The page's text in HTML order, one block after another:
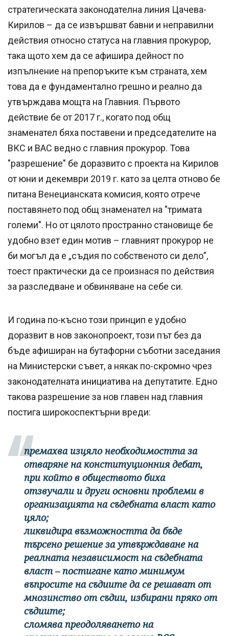
стратегическата законодателна линия Цачева-
Кирилов – да се извършват бавни и неправилни
действия относно статуса на главния прокурор,
така щото хем да се афишира дейност по
изпълнение на препоръките към страната, хем
това да е фундаментално грешно и реално да
утвърждава мощта на Главния. Първото
действие бе от 2017 г., когато под общ
знаменател бяха поставени и председателите на
ВКС и ВАС ведно с главния прокурор. Това
"разрешение" бе доразвито с проекта на Кирилов
от юни и декември 2019 г. като за целта отново бе
питана Венецианската комисия, която отрече
поставянето под общ знаменател на "тримата
големи". Но от цялото пространно становище бе
удобно взет един мотив – главният прокурор не
би могъл да е „съдия по собственото си дело”,
тоест практически да се произнася по действия
за разследване и обвиняване на себе си.
И година по-късно този принцип е удобно
доразвит в нов законопроект, този път без да
бъде афиширан на бутафорни съботни заседания
на Министерски съвет, а някак по-скромно чрез
законодателната инициатива на депутатите. Едно
такова разрешение за нов главен над главния
постига широкоспектърни вреди:
премахва изцяло необходимостта за
отваряне на конституционния дебат,
при който в обществото биха
отзвучали и други основни проблеми в
организацията на съдебната власт като
цяло;
ликвидира възможността да бъде
търсено решение за утвърждаване на
реалната независимост на съдебната
власт – постигане като минимум
въпросите на съдиите да се решават от
мнозинство от съдии, избирани пряко от
съдиите;
сломява преодоляването на